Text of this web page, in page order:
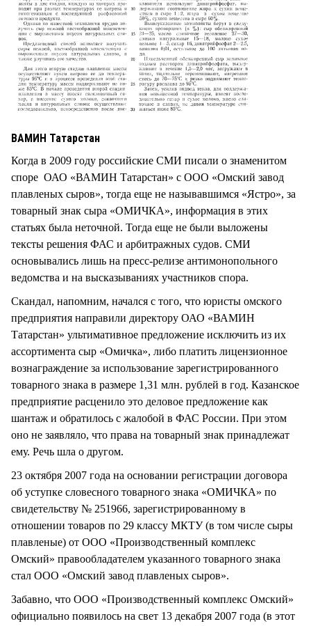
ВАМИН Татарстан
Когда в 2009 году российские СМИ писали о знаменитом
споре ОАО «ВАМИН Татарстан» с ООО «Омский завод
плавленых сыров», тогда еще не называвшимся «Ястро», за
товарный знак сыра «ОМИЧКА», информация в этих
статьях была неточной. Тогда еще не были выложены
тексты решения ФАС и арбитражных судов. СМИ
основывались лишь на пресс-релизе антимонопольного
ведомства и на высказываниях участников спора.
Скандал, напомним, начался с того, что юристы омского
предприятия направили директору ОАО «ВАМИН
Татарстан» ультимативное предложение исключить из их
ассортимента сыр «Омичка», либо платить лицензионное
вознаграждение за использование зарегистрированного
товарного знака в размере 1,31 млн. рублей в год. Казанское
предприятие расценило это деловое предложение как
шантаж и обратилось с жалобой в ФАС России. При этом
оно не заявляло, что права на товарный знак принадлежат
ему. Речь шла о другом.
23 октября 2007 года на основании регистрации договора
об уступке словесного товарного знака «ОМИЧКА» по
свидетельству № 251966, зарегистрированному в
отношении товаров по 29 классу МКТУ (в том числе сыры
плавленые) от ООО «Производственный комплекс
Омский» правообладателем указанного товарного знака
стал ООО «Омский завод плавленых сыров».
Забавно, что ООО «Производственный комплекс Омский»
официально появилось на свет 13 декабря 2007 года (в этот